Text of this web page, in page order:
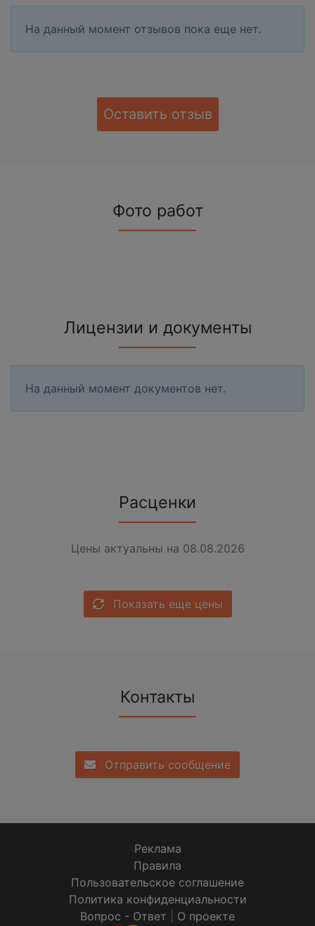
На данный момент отзывов пока еще нет.
Оставить отзыв
Фото работ
Лицензии и документы
На данный момент документов нет.
Расценки
Цены актуальны на 08.08.2026
Показать еще цены
Контакты
Отправить сообщение
Реклама
Правила
Пользовательское соглашение
Политика конфиденциальности
Вопрос - Ответ
О проекте